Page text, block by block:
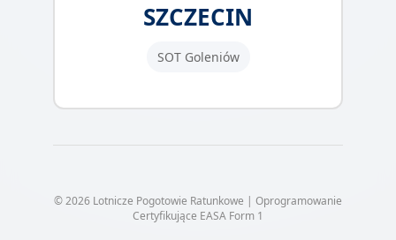
SZCZECIN
SOT Goleniów
© 2026 Lotnicze Pogotowie Ratunkowe | Oprogramowanie
Certyfikujące EASA Form 1